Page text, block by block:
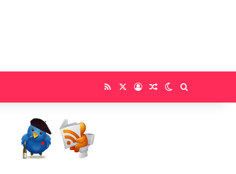
RSS Connexion
Article Aléatoire
Switch skin